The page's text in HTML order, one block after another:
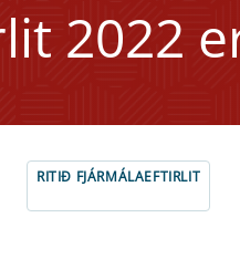
2022
RITIÐ FJÁRMÁLAEFTIRLIT